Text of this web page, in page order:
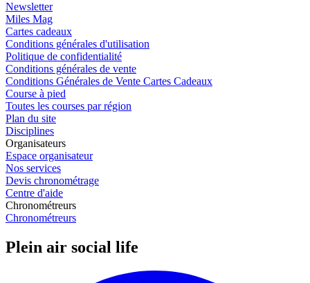
Newsletter
Miles Mag
Cartes cadeaux
Conditions générales d'utilisation
Politique de confidentialité
Conditions générales de vente
Conditions Générales de Vente Cartes Cadeaux
Course à pied
Toutes les courses par région
Plan du site
Disciplines
Organisateurs
Espace organisateur
Nos services
Devis chronométrage
Centre d'aide
Chronométreurs
Chronométreurs
Plein air social life